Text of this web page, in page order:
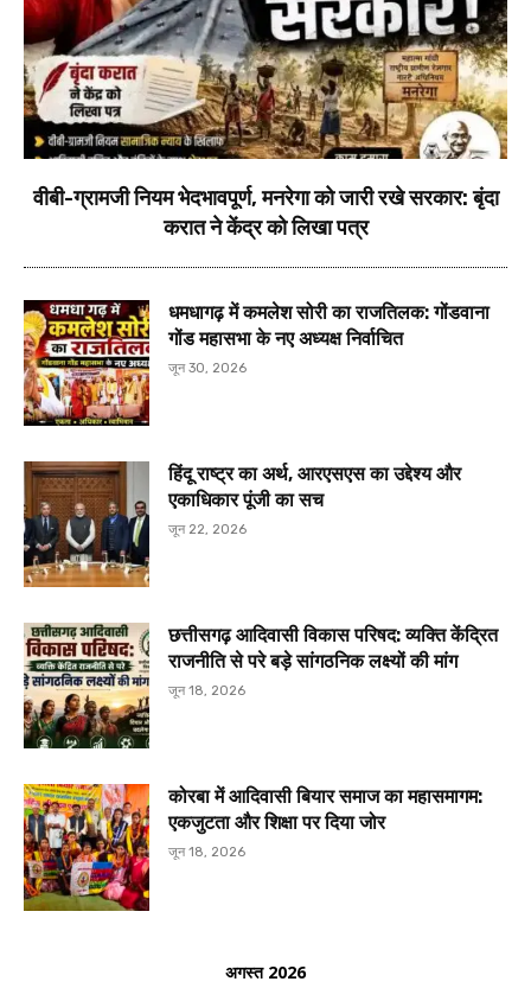
वीबी-ग्रामजी नियम भेदभावपूर्ण, मनरेगा को जारी रखे सरकार: बृंदा
करात ने केंद्र को लिखा पत्र
धमधागढ़ में कमलेश सोरी का राजतिलक: गोंडवाना
गोंड महासभा के नए अध्यक्ष निर्वाचित
जून 30, 2026
हिंदू राष्ट्र का अर्थ, आरएसएस का उद्देश्य और
एकाधिकार पूंजी का सच
जून 22, 2026
छत्तीसगढ़ आदिवासी विकास परिषद: व्यक्ति केंद्रित
राजनीति से परे बड़े सांगठनिक लक्ष्यों की मांग
जून 18, 2026
कोरबा में आदिवासी बियार समाज का महासमागम:
एकजुटता और शिक्षा पर दिया जोर
जून 18, 2026
अगस्त 2026